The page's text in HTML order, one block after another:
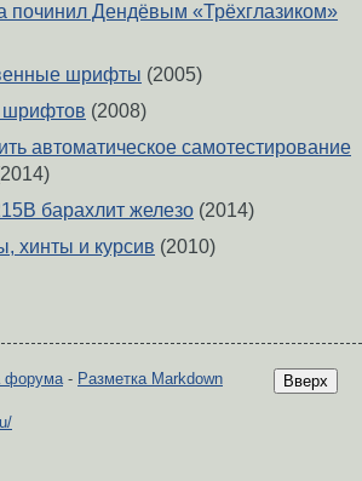
починил Дендёвым «Трёхглазиком»
шрифты (2005)
шрифтов (2008)
автоматическое самотестирование
барахлит железо (2014)
хинты и курсив (2010)
Вверх
форума- Разметка Markdown